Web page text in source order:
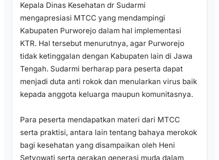
Kepala Dinas Kesehatan dr Sudarmi
mengapresiasi MTCC yang mendampingi
Kabupaten Purworejo dalam hal implementasi
KTR. Hal tersebut menurutnya, agar Purworejo
tidak ketinggalan dengan Kabupaten lain di Jawa
Tengah. Sudarmi berharap para peserta dapat
menjadi duta anti rokok dan menularkan virus baik
kepada anggota keluarga maupun komunitasnya.
Para peserta mendapatkan materi dari MTCC
serta praktisi, antara lain tentang bahaya merokok
bagi kesehatan yang disampaikan oleh Heni
Setyowati serta gerakan generasi muda dalam